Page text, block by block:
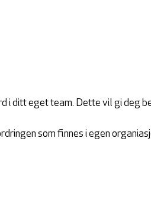
ditt eget team. Dette vil gi deg
som finnes i egen